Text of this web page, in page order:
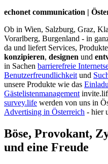
echonet communication |
Ob in Wien, Salzburg, Graz,
Vorarlberg, Burgenland - in
da und liefert Services,
konzipieren, designen und
in Sachen barrierefreie
Benutzerfreundlichkeit und
unsere Produkte wie das
Gästelistenmanagement
survey.life werden von uns in
Advertising in Österreich - hier
Böse, Provokant,
und eine Freude